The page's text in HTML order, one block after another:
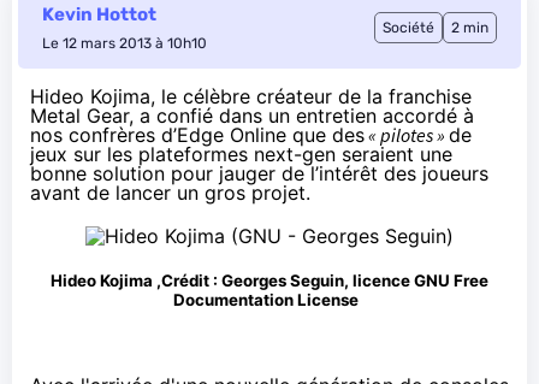
Kevin Hottot
Le 12 mars 2013 à 10h10
Société 2 min
Hideo Kojima, le célèbre créateur de la franchise
Metal Gear, a confié dans un entretien accordé à
nos confrères d’Edge Online que des« pilotes » de
jeux sur les plateformes next-gen seraient une
bonne solution pour jauger de l’intérêt des joueurs
avant de lancer un gros projet.
Hideo Kojima ,Crédit : Georges Seguin, licence GNU Free
Documentation License